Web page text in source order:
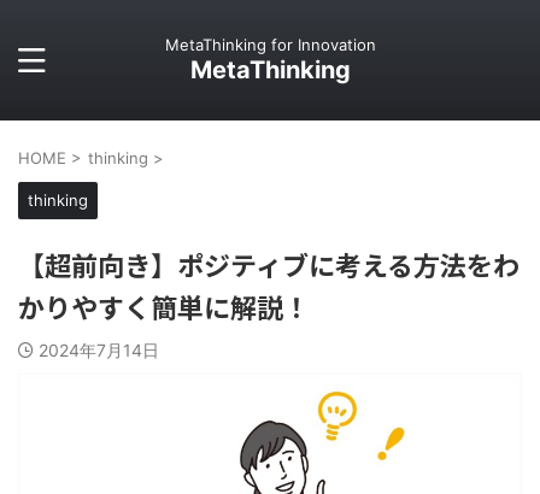
MetaThinking for Innovation
MetaThinking
HOME > thinking >
thinking
【超前向き】ポジティブに考える方法をわ
かりやすく簡単に解説！
2024年7月14日